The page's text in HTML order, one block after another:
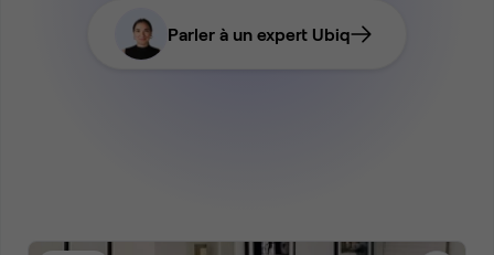
Parler à un expert Ubiq